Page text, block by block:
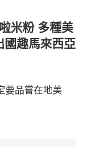
米粉 多種美
國趣馬來西亞
要品嘗在地美